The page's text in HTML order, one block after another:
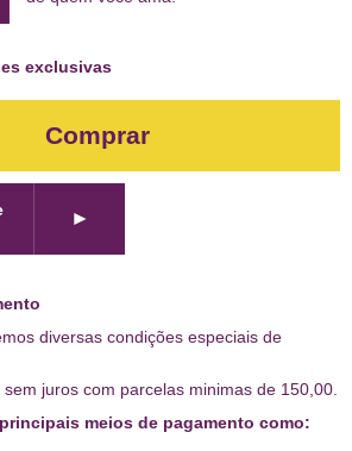
exclusivas
Comprar
►
diversas condições especiais de
juros com parcelas minimas de 150,00.
meios de pagamento como: